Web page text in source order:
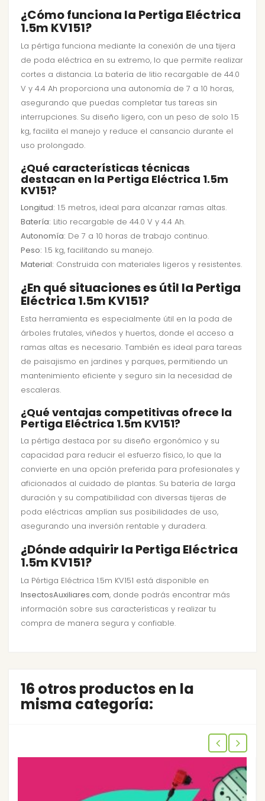
¿Cómo funciona la Pertiga Eléctrica
1.5m KV151?
La pértiga funciona mediante la conexión de una tijera
de poda eléctrica en su extremo, lo que permite realizar
cortes a distancia. La batería de litio recargable de 44.0
V y 4.4 Ah proporciona una autonomía de 7 a 10 horas,
asegurando que puedas completar tus tareas sin
interrupciones. Su diseño ligero, con un peso de solo 1.5
kg, facilita el manejo y reduce el cansancio durante el
uso prolongado.
¿Qué características técnicas
destacan en la Pertiga Eléctrica 1.5m
KV151?
Longitud: 1.5 metros, ideal para alcanzar ramas altas.
Batería: Litio recargable de 44.0 V y 4.4 Ah.
Autonomía: De 7 a 10 horas de trabajo continuo.
Peso: 1.5 kg, facilitando su manejo.
Material: Construida con materiales ligeros y resistentes.
¿En qué situaciones es útil la Pertiga
Eléctrica 1.5m KV151?
Esta herramienta es especialmente útil en la poda de
árboles frutales, viñedos y huertos, donde el acceso a
ramas altas es necesario. También es ideal para tareas
de paisajismo en jardines y parques, permitiendo un
mantenimiento eficiente y seguro sin la necesidad de
escaleras.
¿Qué ventajas competitivas ofrece la
Pertiga Eléctrica 1.5m KV151?
La pértiga destaca por su diseño ergonómico y su
capacidad para reducir el esfuerzo físico, lo que la
convierte en una opción preferida para profesionales y
aficionados al cuidado de plantas. Su batería de larga
duración y su compatibilidad con diversas tijeras de
poda eléctricas amplían sus posibilidades de uso,
asegurando una inversión rentable y duradera.
¿Dónde adquirir la Pertiga Eléctrica
1.5m KV151?
La Pértiga Eléctrica 1.5m KV151 está disponible en
InsectosAuxiliares.com, donde podrás encontrar más
información sobre sus características y realizar tu
compra de manera segura y confiable.
16 otros productos en la
misma categoría: